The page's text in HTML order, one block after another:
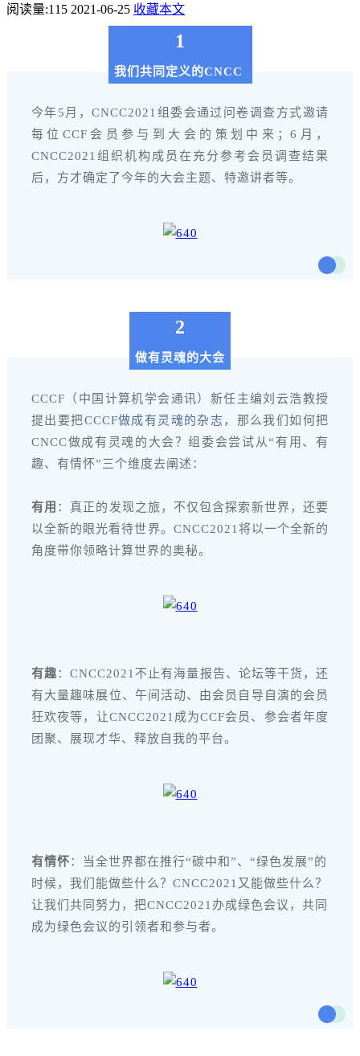
阅读量:115 2021-06-25 收藏本文
1
我们共同定义的CNCC
今年5月，CNCC2021组委会通过问卷调查方式邀请
每位CCF会员参与到大会的策划中来；6月，
CNCC2021组织机构成员在充分参考会员调查结果
后，方才确定了今年的大会主题、特邀讲者等。
2
做有灵魂的大会
CCCF（中国计算机学会通讯）新任主编刘云浩教授
提出要把CCCF做成有灵魂的杂志，那么我们如何把
CNCC做成有灵魂的大会？组委会尝试从“有用、有
趣、有情怀”三个维度去阐述：
有用 ：真正的发现之旅，不仅包含探索新世界，还要
以全新的眼光看待世界。CNCC2021将以一个全新的
角度带你领略计算世界的奥秘。
有趣：CNCC2021不止有海量报告、论坛等干货，还
有大量趣味展位、午间活动、由会员自导自演的会员
狂欢夜等，让CNCC2021成为CCF会员、参会者年度
团聚、展现才华、释放自我的平台。
有情怀：当全世界都在推行“碳中和”、“绿色发展”的
时候，我们能做些什么？CNCC2021又能做些什么？
让我们共同努力，把CNCC2021办成绿色会议，共同
成为绿色会议的引领者和参与者。